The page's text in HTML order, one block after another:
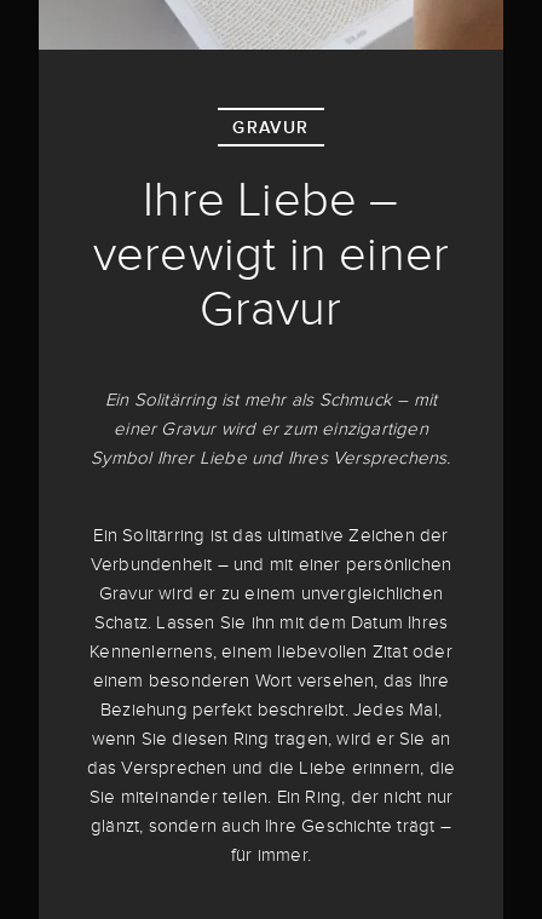
GRAVUR
Ihre Liebe –
verewigt in einer
Gravur
Ein Solitärring ist mehr als Schmuck – mit
einer Gravur wird er zum einzigartigen
Symbol Ihrer Liebe und Ihres Versprechens.
Ein Solitärring ist das ultimative Zeichen der
Verbundenheit – und mit einer persönlichen
Gravur wird er zu einem unvergleichlichen
Schatz. Lassen Sie ihn mit dem Datum Ihres
Kennenlernens, einem liebevollen Zitat oder
einem besonderen Wort versehen, das Ihre
Beziehung perfekt beschreibt. Jedes Mal,
wenn Sie diesen Ring tragen, wird er Sie an
das Versprechen und die Liebe erinnern, die
Sie miteinander teilen. Ein Ring, der nicht nur
glänzt, sondern auch Ihre Geschichte trägt –
für immer.